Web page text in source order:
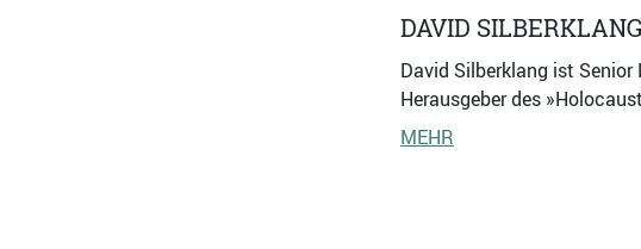
DAVID SILBERKLANG
David Silberklang ist
Herausgeber des
MEHR